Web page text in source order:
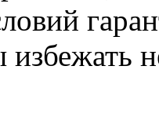
избежать